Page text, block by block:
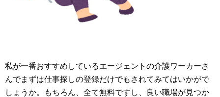
私が一番おすすめしているエージェントの介護ワーカーさ
んでまずは仕事探しの登録だけでもされてみてはいかがで
しょうか。もちろん、全て無料ですし、良い職場が見つか